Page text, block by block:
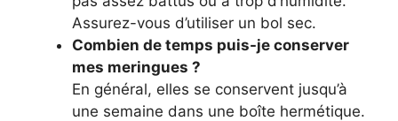
Assurez-vous d’utiliser un bol sec.
Combien de temps puis-je conserver
mes meringues ?
En général, elles se conservent jusqu’à
une semaine dans une boîte hermétique.